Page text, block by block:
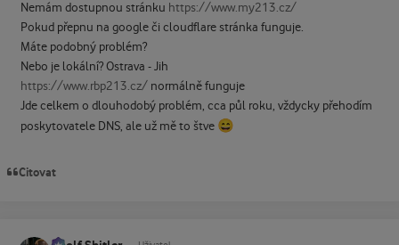
Nemám dostupnou stránku https://www.my213.cz/
Pokud přepnu na google či cloudflare stránka funguje.
Máte podobný problém?
Nebo je lokální? Ostrava - Jih
https://www.rbp213.cz/ normálně funguje
Jde celkem o dlouhodobý problém, cca půl roku, vždycky přehodím
poskytovatele DNS, ale už mě to štve 😄
Citovat